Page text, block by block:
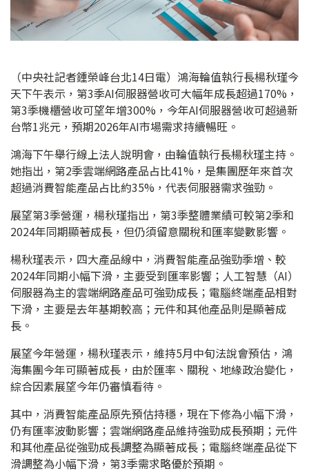
（中央社記者鍾榮峰台北14日電）鴻海輪值執行長楊秋瑾今
天下午表示，第3季AI伺服器營收可大幅年成長超過170%，
第3季機櫃營收可望年增300%，今年AI伺服器營收可超過新
台幣1兆元，預期2026年AI市場需求持續暢旺。
鴻海下午舉行線上法人說明會，由輪值執行長楊秋瑾主持。
她指出，第2季雲端網路產品占比41%，是集團歷年來首次
超過消費智能產品占比約35%，代表伺服器需求強勁。
展望第3季營運，楊秋瑾指出，第3季整體業績可較第2季和
2024年同期顯著成長，但仍須留意關稅和匯率變數影響。
楊秋瑾表示，四大產品線中，消費智能產品強勁季增、較
2024年同期小幅下滑，主要受到匯率影響；人工智慧（AI）
伺服器為主的雲端網路產品可強勁成長；電腦終端產品相對
下滑，主要是去年基期較高；元件和其他產品則是顯著成
長。
展望今年營運，楊秋瑾表示，維持5月中旬法說會預估，鴻
海集團今年可顯著成長，由於匯率、關稅、地緣政治變化，
綜合因素展望今年仍審慎看待。
其中，消費智能產品原先預估持穩，現在下修為小幅下滑，
仍有匯率波動影響；雲端網路產品維持強勁成長預期；元件
和其他產品從強勁成長調整為顯著成長；電腦終端產品從下
滑調整為小幅下滑，第3季需求略優於預期。